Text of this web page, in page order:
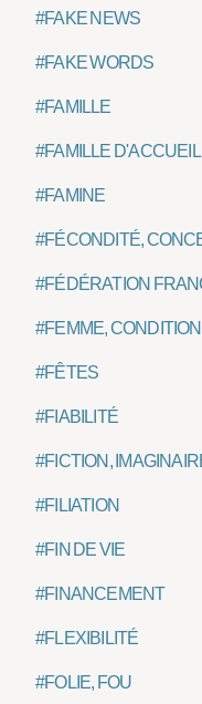
#FAKE NEWS
#FAKE WORDS
#FAMILLE
#FAMILLE D'ACCUEIL
#FAMINE
#FÉCONDITÉ,
#FÉDÉRATION
#FEMME,
#FÊTES
#FIABILITÉ
#FICTION,
#FILIATION
#FIN DE VIE
#FINANCEMENT
#FLEXIBILITÉ
#FOLIE, FOU